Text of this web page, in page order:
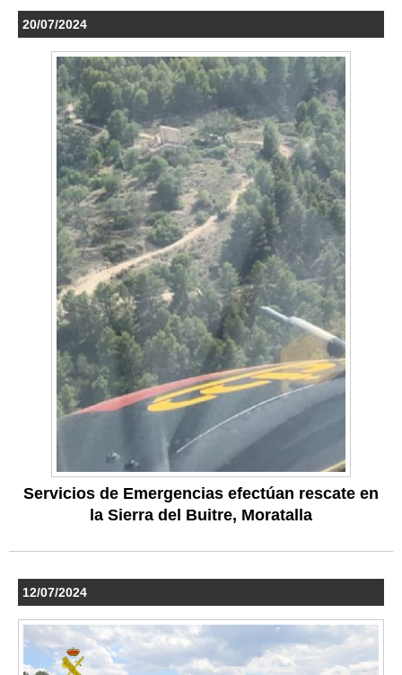
20/07/2024
Servicios de Emergencias efectúan rescate en
la Sierra del Buitre, Moratalla
12/07/2024